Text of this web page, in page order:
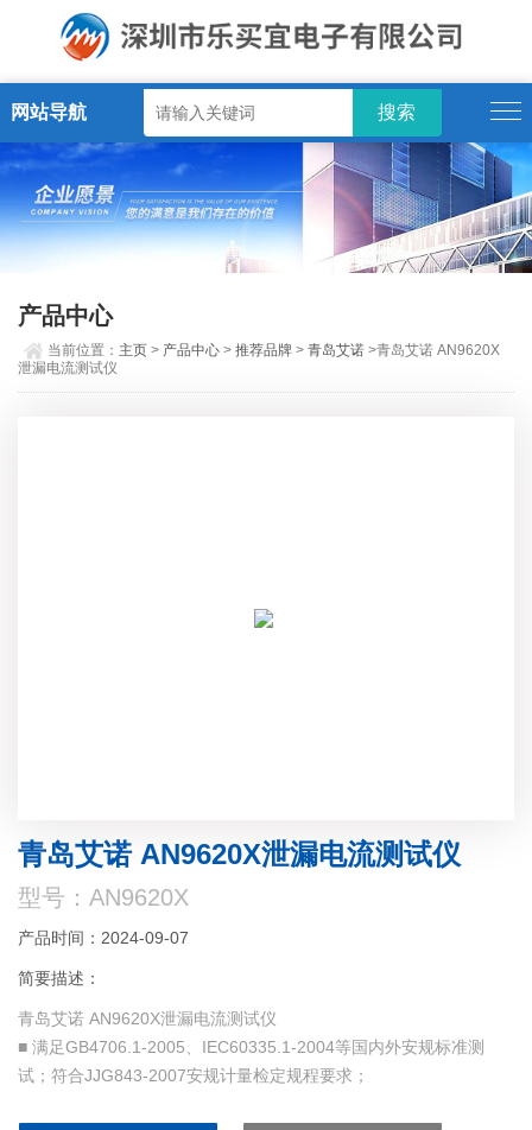
网站导航
产品中心
当前位置： 主页 > 产品中心 >推荐品牌 >青岛艾诺 >青岛艾诺 AN9620X
泄漏电流测试仪
青岛艾诺 AN9620X泄漏电流测试仪
型号：AN9620X
产品时间：2024-09-07
简要描述：
青岛艾诺 AN9620X泄漏电流测试仪
■ 满足GB4706.1-2005、IEC60335.1-2004等国内外安规标准测
试；符合JJG843-2007安规计量检定规程要求；